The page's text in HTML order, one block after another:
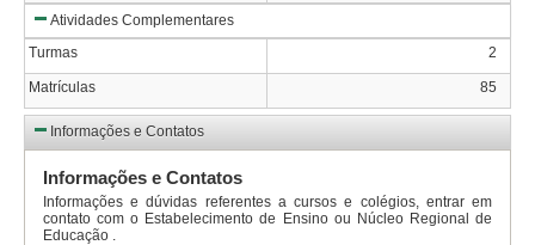
Atividades Complementares
Turmas
2
Matrículas 85
Informações e Contatos
Informações e Contatos
Informações e dúvidas referentes a cursos e colégios, entrar em
contato com o Estabelecimento de Ensino ou Núcleo Regional de
Educação .